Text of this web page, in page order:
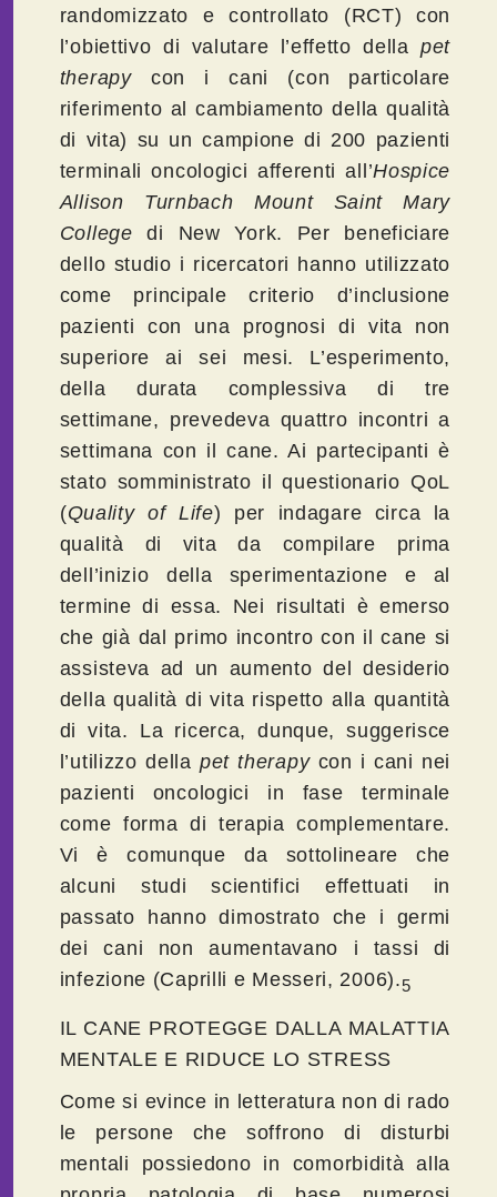
randomizzato e controllato (RCT) con
l’obiettivo di valutare l’effetto dellapet
therapycon i cani (con particolare
riferimento al cambiamento della qualità
di vita) su un campione di 200 pazienti
terminali oncologici afferenti all’Hospice
Allison Turnbach Mount Saint Mary
Collegedi New York. Per beneficiare
dello studio i ricercatori hanno utilizzato
come principale criterio d’inclusione
pazienti con una prognosi di vita non
superiore ai sei mesi. L’esperimento,
della durata complessiva di tre
settimane, prevedeva quattro incontri a
settimana con il cane. Ai partecipanti è
stato somministrato il questionario QoL
(Quality of Life) per indagare circa la
qualità di vita da compilare prima
dell’inizio della sperimentazione e al
termine di essa. Nei risultati è emerso
che già dal primo incontro con il cane si
assisteva ad un aumento del desiderio
della qualità di vita rispetto alla quantità
di vita. La ricerca, dunque, suggerisce
l’utilizzo della pet therapycon i cani nei
pazienti oncologici in fase terminale
come forma di terapia complementare.
Vi è comunque da sottolineare che
alcuni studi scientifici effettuati in
passato hanno dimostrato che i germi
dei cani non aumentavano i tassi di
infezione (Caprilli e Messeri, 2006).5
IL CANE PROTEGGE DALLA MALATTIA
MENTALE E RIDUCE LO STRESS
Come si evince in letteratura non di rado
le persone che soffrono di disturbi
mentali possiedono in comorbidità alla